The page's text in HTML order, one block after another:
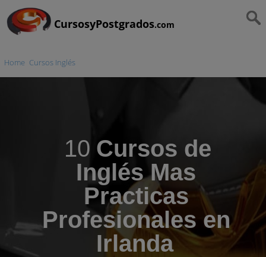
CursosyPostgrados.com
Home Cursos Inglés
10 Cursos de
Inglés Mas
Practicas
Profesionales en
Irlanda